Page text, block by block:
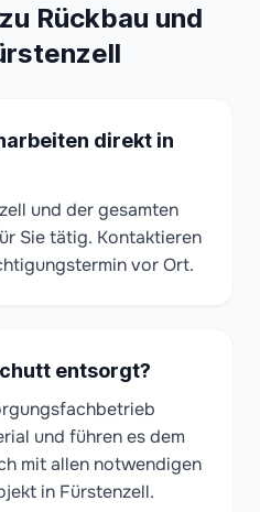
Rückbau und
direkt in
und der gesamten
Sie tätig. Kontaktieren
vor Ort.
entsorgt?
und führen es dem
mit allen notwendigen
in Fürstenzell.